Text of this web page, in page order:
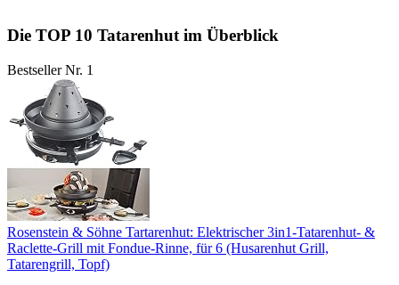
Die TOP 10 Tatarenhut im Überblick
Bestseller Nr. 1
Rosenstein & Söhne Tartarenhut: Elektrischer 3in1-Tatarenhut- &
Raclette-Grill mit Fondue-Rinne, für 6 (Husarenhut Grill,
Tatarengrill, Topf)